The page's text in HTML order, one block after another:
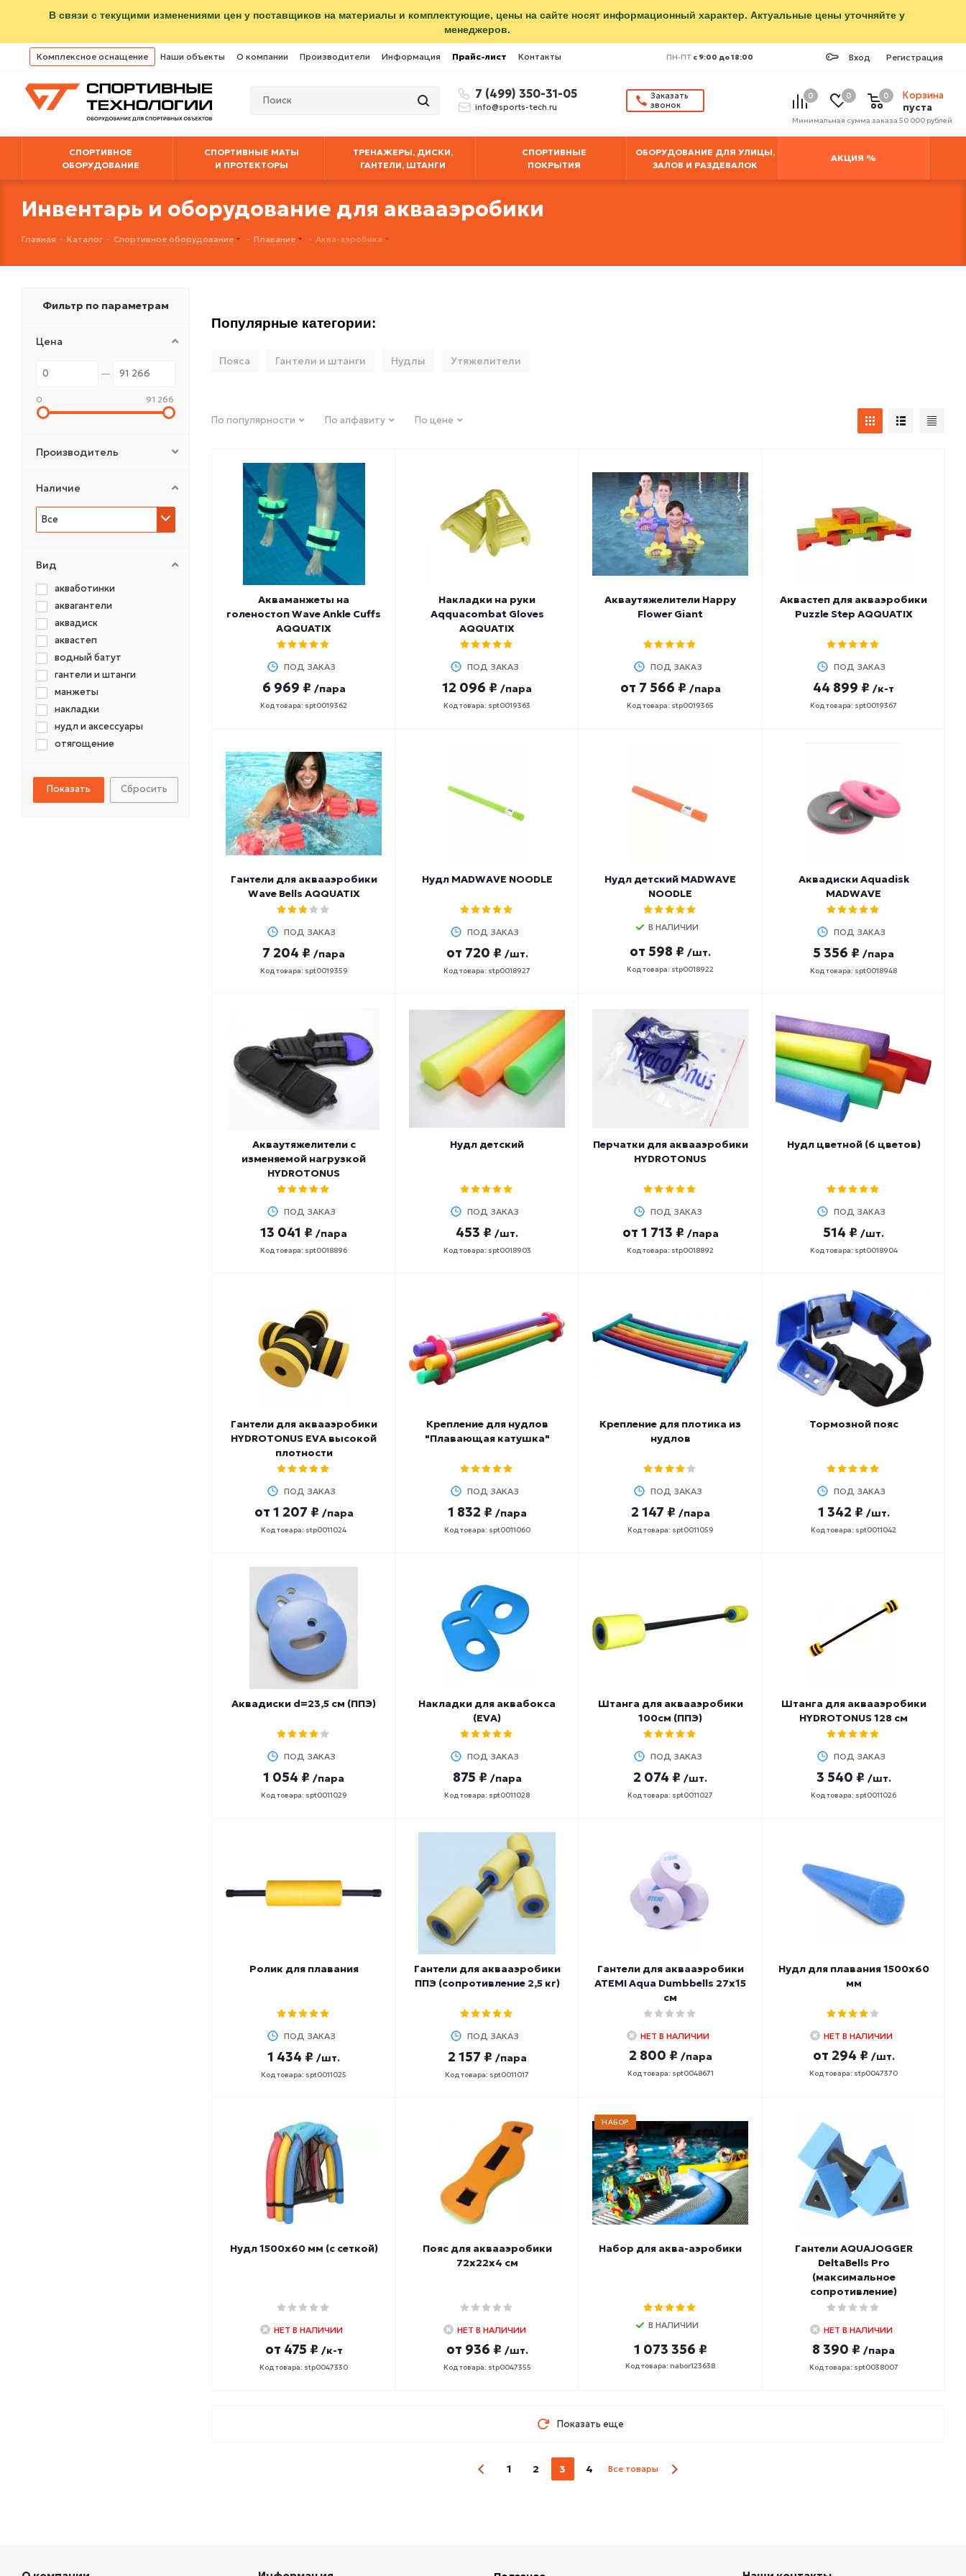
В связи с текущими изменениями цен у поставщиков на материалы и комплектующие, цены на сайте носят информационный характер. Актуальные цены уточняйте у
менеджеров.
Комплексное оснащение Наши объекты О компании Производители Информация Прайс-лист Контакты Вход Регистрация
ПН-ПТ с 9:00 до 18:00
7 (499) 350-31-05
info@sports-tech.ru
Заказать
звонок
0 0
Корзина
пуста
0
Минимальная сумма заказа 50 000 рублей
СПОРТИВНОЕ
ОБОРУДОВАНИЕ
СПОРТИВНЫЕ МАТЫ
И ПРОТЕКТОРЫ
ТРЕНАЖЕРЫ, ДИСКИ,
ГАНТЕЛИ, ШТАНГИ
СПОРТИВНЫЕ
ПОКРЫТИЯ
ОБОРУДОВАНИЕ ДЛЯ УЛИЦЫ,
ЗАЛОВ И РАЗДЕВАЛОК
АКЦИЯ %
Инвентарь и оборудование для аквааэробики
Главная - Каталог - Спортивное оборудование - Плавание - Аква-аэробика
Популярные категории:
Пояса Гантели и штанги Нудлы Утяжелители
По популярности По алфавиту По цене
Акваманжеты на
голеностоп Wave Ankle Cuffs
AQQUATIX
ПОД ЗАКАЗ
6 969 ₽ /пара
Код товара: spt0019362
Накладки на руки
Aqquacombat Gloves
AQQUATIX
ПОД ЗАКАЗ
12 096 ₽ /пара
Код товара: spt0019363
Акваутяжелители Happy
Flower Giant
ПОД ЗАКАЗ
от 7 566 ₽ /пара
Код товара: stp0019365
Аквастеп для акваэробики
Puzzle Step AQQUATIX
ПОД ЗАКАЗ
44 899 ₽ /к-т
Код товара: spt0019367
Гантели для аквааэробики
Wave Bells AQQUATIX
ПОД ЗАКАЗ
7 204 ₽ /пара
Код товара: spt0019359
Нудл MADWAVE NOODLE
ПОД ЗАКАЗ
от 720 ₽ /шт.
Код товара: stp0018927
Нудл детский MADWAVE
NOODLE
В НАЛИЧИИ
от 598 ₽ /шт.
Код товара: stp0018922
Аквадиски Aquadisk
MADWAVE
ПОД ЗАКАЗ
5 356 ₽ /пара
Код товара: spt0018948
Акваутяжелители с
изменяемой нагрузкой
HYDROTONUS
ПОД ЗАКАЗ
13 041 ₽ /пара
Код товара: spt0018896
Нудл детский
ПОД ЗАКАЗ
453 ₽ /шт.
Код товара: spt0018903
Перчатки для аквааэробики
HYDROTONUS
ПОД ЗАКАЗ
от 1 713 ₽ /пара
Код товара: stp0018892
Нудл цветной (6 цветов)
ПОД ЗАКАЗ
514 ₽ /шт.
Код товара: spt0018904
Гантели для аквааэробики
HYDROTONUS EVA высокой
плотности
ПОД ЗАКАЗ
от 1 207 ₽ /пара
Код товара: stp0011024
Крепление для нудлов
"Плавающая катушка"
ПОД ЗАКАЗ
1 832 ₽ /пара
Код товара: spt0011060
Крепление для плотика из
нудлов
ПОД ЗАКАЗ
2 147 ₽ /пара
Код товара: spt0011059
Тормозной пояс
ПОД ЗАКАЗ
1 342 ₽ /шт.
Код товара: spt0011042
Аквадиски d=23,5 см (ППЭ)
ПОД ЗАКАЗ
1 054 ₽ /пара
Код товара: spt0011029
Накладки для аквабокса
(EVA)
ПОД ЗАКАЗ
875 ₽ /пара
Код товара: spt0011028
Штанга для аквааэробики
100см (ППЭ)
ПОД ЗАКАЗ
2 074 ₽ /шт.
Код товара: spt0011027
Штанга для аквааэробики
HYDROTONUS 128 см
ПОД ЗАКАЗ
3 540 ₽ /шт.
Код товара: spt0011026
Ролик для плавания
ПОД ЗАКАЗ
1 434 ₽ /шт.
Код товара: spt0011025
Гантели для аквааэробики
ППЭ (сопротивление 2,5 кг)
ПОД ЗАКАЗ
2 157 ₽ /пара
Код товара: spt0011017
Гантели для аквааэробики
ATEMI Aqua Dumbbells 27х15
см
НЕТ В НАЛИЧИИ
2 800 ₽ /пара
Код товара: spt0048671
Нудл для плавания 1500х60
мм
НЕТ В НАЛИЧИИ
от 294 ₽ /шт.
Код товара: stp0047370
Нудл 1500х60 мм (с сеткой)
НЕТ В НАЛИЧИИ
от 475 ₽ /к-т
Код товара: stp0047330
Пояс для аквааэробики
72х22х4 см
НЕТ В НАЛИЧИИ
от 936 ₽ /шт.
Код товара: stp0047355
НАБОР
Набор для аква-аэробики
В НАЛИЧИИ
1 073 356 ₽
Код товара: nabor123638
Гантели AQUAJOGGER
DeltaBells Pro
(максимальное
сопротивление)
НЕТ В НАЛИЧИИ
8 390 ₽ /пара
Код товара: spt0038007
Показать еще
1 2 3 4 Все товары
Фильтр по параметрам
Цена
0 91 266
Производитель
Наличие
Все
Вид
акваботинки
аквагантели
аквадиск
аквастеп
водный батут
гантели и штанги
манжеты
накладки
нудл и аксессуары
отягощение
пояс
утяжелители
Сбросить